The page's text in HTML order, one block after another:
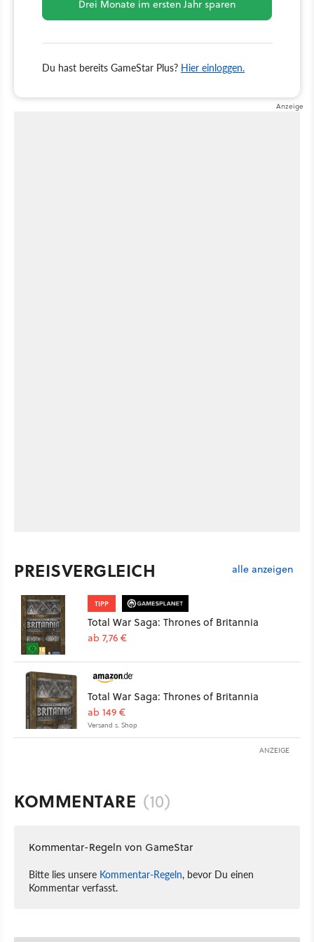
Drei Monate im ersten Jahr sparen
Du hast bereits GameStar Plus? Hier einloggen.
PREISVERGLEICH alle anzeigen
TIPP
Total War Saga: Thrones of Britannia
ab 7,76 €
Total War Saga: Thrones of Britannia
ab 149 €
Versand s. Shop
ANZEIGE
KOMMENTARE (10)
Kommentar-Regeln von GameStar
Bitte lies unsere Kommentar-Regeln, bevor Du einen
Kommentar verfasst.